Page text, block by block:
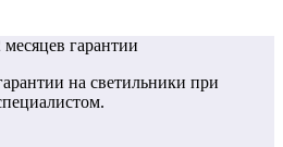
месяцев гарантии
на светильники при